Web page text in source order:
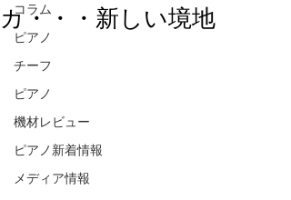
コラム
ピアノ
チーフ
ピアノ
機材レビュー
ピアノ新着情報
メディア情報
カ・・・新しい境地